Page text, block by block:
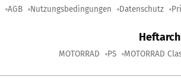
AGB Nutzungsbedingungen Datenschutz
MOTORRAD PS MOTORRAD